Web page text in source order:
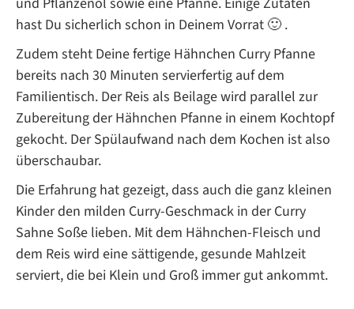
hast Du sicherlich schon in Deinem Vorrat 🙂 .
Zudem steht Deine fertige Hähnchen Curry Pfanne
bereits nach 30 Minuten servierfertig auf dem
Familientisch. Der Reis als Beilage wird parallel zur
Zubereitung der Hähnchen Pfanne in einem Kochtopf
gekocht. Der Spülaufwand nach dem Kochen ist also
überschaubar.
Die Erfahrung hat gezeigt, dass auch die ganz kleinen
Kinder den milden Curry-Geschmack in der Curry
Sahne Soße lieben. Mit dem Hähnchen-Fleisch und
dem Reis wird eine sättigende, gesunde Mahlzeit
serviert, die bei Klein und Groß immer gut ankommt.